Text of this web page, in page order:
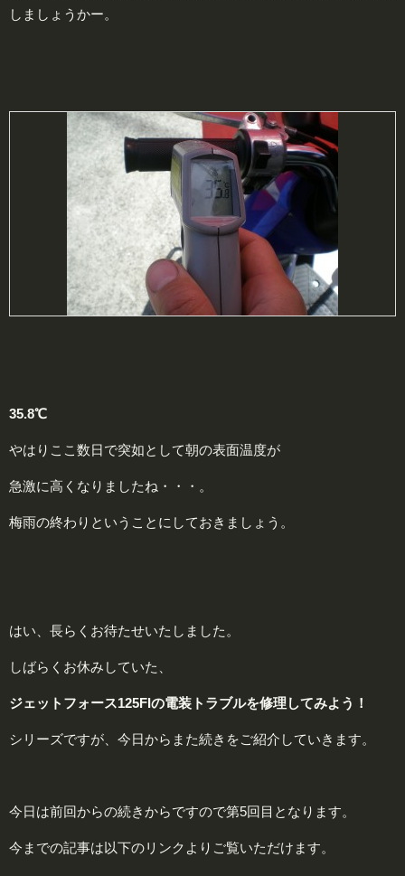
しましょうかー。
35.8℃
やはりここ数日で突如として朝の表面温度が
急激に高くなりましたね・・・。
梅雨の終わりということにしておきましょう。
はい、長らくお待たせいたしました。
しばらくお休みしていた、
ジェットフォース125FIの電装トラブルを修理してみよう！
シリーズですが、今日からまた続きをご紹介していきます。
今日は前回からの続きからですので第5回目となります。
今までの記事は以下のリンクよりご覧いただけます。